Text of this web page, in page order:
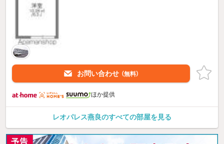
お問い合わせ （無料）
ほか提供
レオパレス燕良のすべての部屋を見る